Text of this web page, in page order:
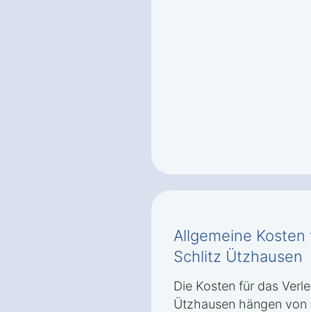
Allgemeine
Schlitz Ützhausen
Die Kosten für das
Ützhausen hängen